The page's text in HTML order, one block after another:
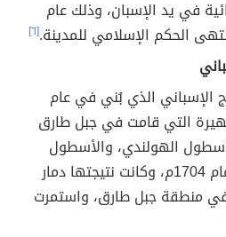
في يد الإسبان، وذلك عام
[٦]
الإسباني الذي بُني في عام
التي قامت في جبل طارق
الهولندي، والأسطول
الإسباني، وكان ذلك في عام 1704م، وكانت نتيجتها دمار
منطقة جبل طارق، واستمرت